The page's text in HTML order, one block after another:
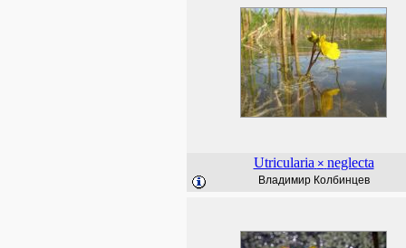
Utricularia × neglecta
Владимир Колбинцев